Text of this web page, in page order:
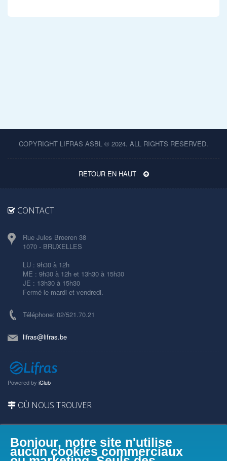
Bonjour, notre site n'utilise
aucun cookies commerciaux
COPYRIGHT LIFRAS ASBL © 2024. ALL RIGHTS RESERVED.
RETOUR EN HAUT
CONTACT
Rue Jules Broeren 38
1070 - BRUXELLES
LU : 9h30 à 12h
ME : 9h30 à 12h et 13h30 à 15h30
JE : 13h30 à 15h30
Fermé le mardi et vendredi.
Téléphone: 02/521.70.21
lifras@lifras.be
Powered by iClub
OÙ NOUS TROUVER